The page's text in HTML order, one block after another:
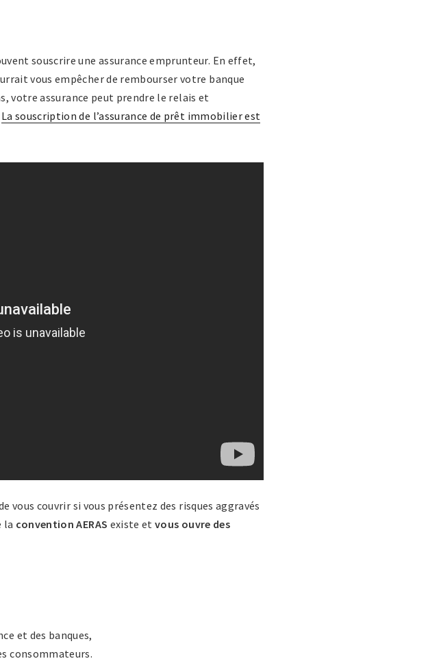
souscrire une assurance emprunteur. En effet,
vous empêcher de rembourser votre banque
votre assurance peut prendre le relais et
La souscription de l’assurance de prêt immobilier est
vous couvrir si vous présentez des risques aggravés
la convention AERAS existe etvous ouvre des
et des banques,
consommateurs.